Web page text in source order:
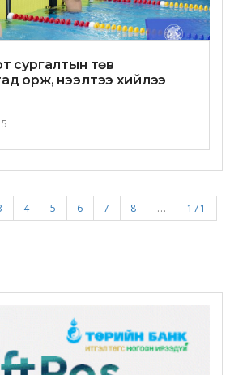
сургалтын төв
орж, нээлтээ хийлээ
4 5 6 7 8 ...
171